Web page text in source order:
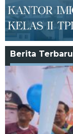
Berita Terbaru